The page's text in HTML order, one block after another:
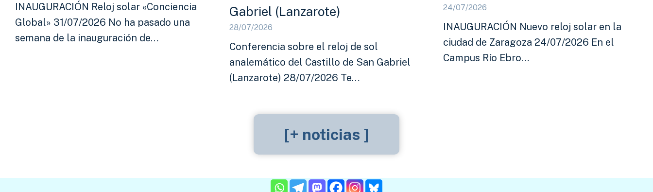
INAUGURACIÓN Reloj solar «Conciencia
Global» 31/07/2026 No ha pasado una
semana de la inauguración de…
Gabriel (Lanzarote)
28/07/2026
Conferencia sobre el reloj de sol
analemático del Castillo de San Gabriel
(Lanzarote) 28/07/2026 Te…
24/07/2026
INAUGURACIÓN Nuevo reloj solar en la
ciudad de Zaragoza 24/07/2026 En el
Campus Río Ebro…
[+ noticias ]